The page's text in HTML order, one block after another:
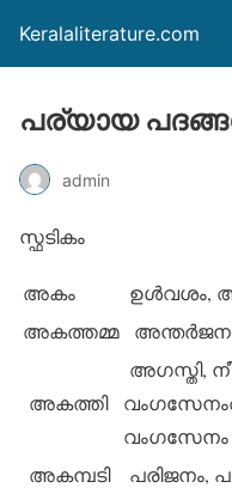
Keralaliterature.com
പര്യായ
admin
സ്ഫടികം
അകം
ഉള്‍വശം,
അകത്തമ്മ
അകത്തി
അഗസ്തി,
വംഗസേനം
അകമ്പടി
പരിജനം,